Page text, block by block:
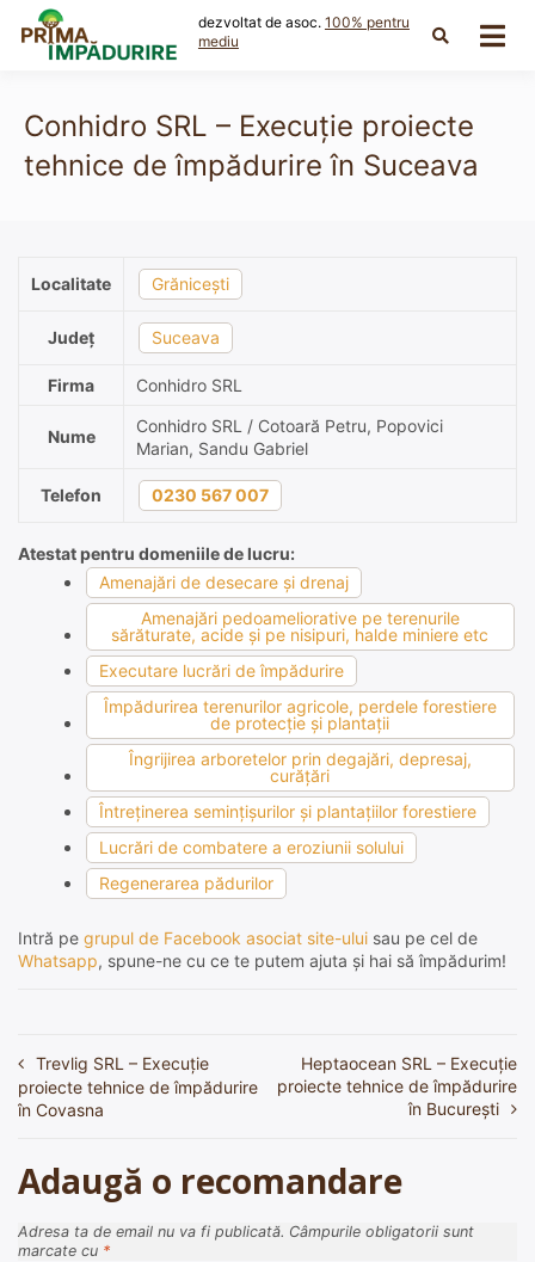
content
dezvoltat de asoc. 100% pentru
mediu
Conhidro SRL – Execuție proiecte
tehnice de împădurire în Suceava
Localitate Grănicești
Județ Suceava
Firma Conhidro SRL
Nume
Conhidro SRL / Cotoară Petru, Popovici
Marian, Sandu Gabriel
Telefon 0230 567 007
Atestat pentru domeniile de lucru:
Amenajări de desecare şi drenaj
Amenajări pedoameliorative pe terenurile
sărăturate, acide şi pe nisipuri, halde miniere etc
Executare lucrări de împădurire
Împădurirea terenurilor agricole, perdele forestiere
de protecţie şi plantaţii
Îngrijirea arboretelor prin degajări, depresaj,
curăţări
Întreţinerea seminţişurilor şi plantaţiilor forestiere
Lucrări de combatere a eroziunii solului
Regenerarea pădurilor
Intră pe grupul de Facebook asociat site-ului sau pe cel de
Whatsapp, spune-ne cu ce te putem ajuta și hai să împădurim!
Navigare
în
Trevlig SRL – Execuție
proiecte tehnice de împădurire
în Covasna
Heptaocean SRL – Execuție
proiecte tehnice de împădurire
în București
Adaugă o recomandare
Adresa ta de email nu va fi publicată. Câmpurile obligatorii sunt
marcate cu *